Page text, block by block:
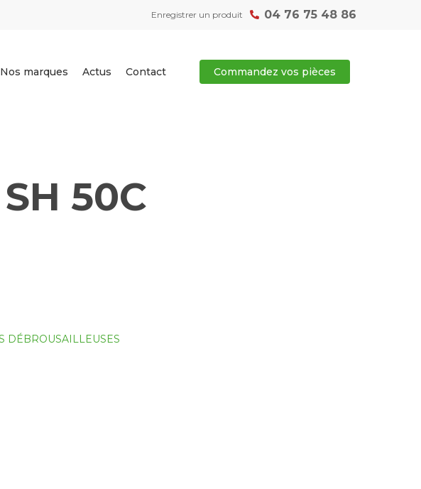
Enregistrer un produit 04 76 75 48 86
Nos marques Actus Contact Commandez vos pièces
50C
DÉBROUSAILLEUSES